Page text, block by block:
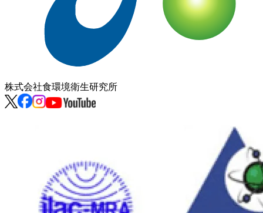
株式会社食環境衛生研究所